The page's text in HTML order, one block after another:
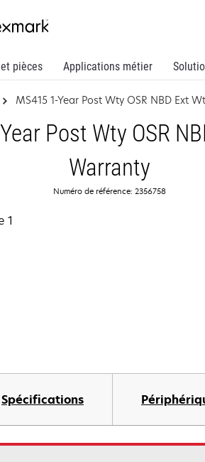
pièces Applications métier
MS415 1-Year Post Wty OSR NBD Ext
Post Wty OSR
Warranty
Numéro de référence: 2356758
Spécifications